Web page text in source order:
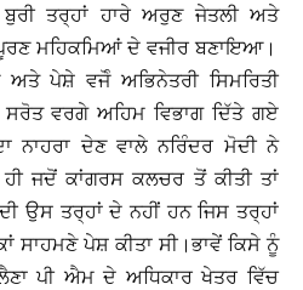
ਤਰ੍ਹਾਂ ਹਾਰੇ ਅਰੁਣ ਜੇਤਲੀ ਅਤੇ
ਮਹਿਕਮਿਆਂ ਦੇ ਵਜੀਰ ਬਣਾਇਆ।
ਪੇਸ਼ੇ ਵਜੋੰ ਅਭਿਨੇਤਰੀ ਸਿਮਰਿਤੀ
ਵਰਗੇ ਅਹਿਮ ਵਿਭਾਗ ਦਿੱਤੇ ਗਏ
ਨਾਹਰਾ ਦੇਣ ਵਾਲੇ ਨਰਿੰਦਰ ਮੋਦੀ ਨੇ
ਜਦੋਂ ਕਾਂਗਰਸ ਕਲਚਰ ਤੋਂ ਕੀਤੀ ਤਾਂ
ਉਸ ਤਰ੍ਹਾਂ ਦੇ ਨਹੀਂ ਹਨ ਜਿਸ ਤਰ੍ਹਾਂ
ਪੇਸ਼ ਕੀਤਾ ਸੀ।ਭਾਵੇਂ ਕਿਸੇ ਨੂੰ
ਪੀ ਐਮ ਦੇ ਅਧਿਕਾਰ ਖੇਤਰ ਵਿੱਚ